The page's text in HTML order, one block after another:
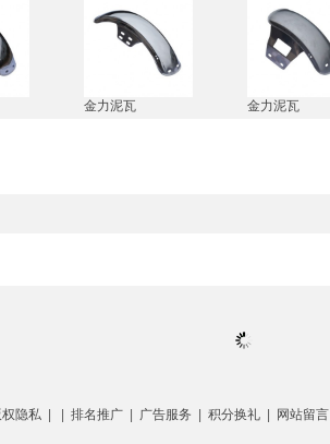
金力泥瓦 金力泥瓦
隐私 排名推广 广告服务 积分换礼 网站留言